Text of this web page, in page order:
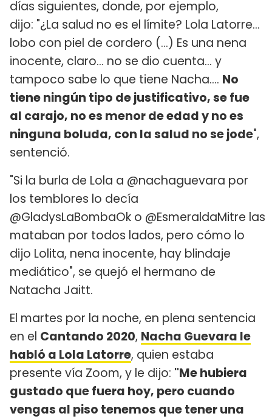
días siguientes, donde, por ejemplo,
dijo: "¿La salud no es el límite? Lola Latorre...
lobo con piel de cordero (...) Es una nena
inocente, claro... no se dio cuenta... y
tampoco sabe lo que tiene Nacha.... No
tiene ningún tipo de justificativo, se fue
al carajo, no es menor de edad y no es
ninguna boluda, con la salud no se jode",
sentenció.
"Si la burla de Lola a @nachaguevara por
los temblores lo decía
@GladysLaBombaOk o @EsmeraldaMitre las
mataban por todos lados, pero cómo lo
dijo Lolita, nena inocente, hay blindaje
mediático", se quejó el hermano de
Natacha Jaitt.
El martes por la noche, en plena sentencia
en el Cantando 2020, Nacha Guevara le
habló a Lola Latorre, quien estaba
presente vía Zoom, y le dijo: "Me hubiera
gustado que fuera hoy, pero cuando
vengas al piso tenemos que tener una